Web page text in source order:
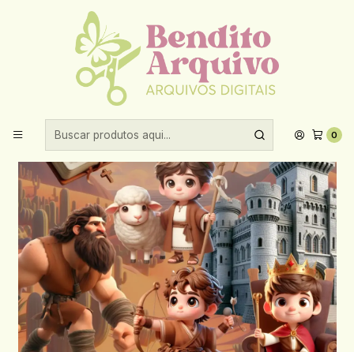
0
Aproveite 10% de desconto ao comprar acima de R$30,00!
Kits digitais Kit Digital Davi e Golias 3D - Fanddy